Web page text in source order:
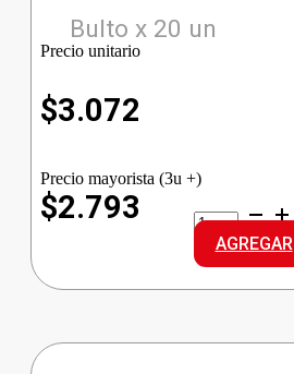
Bulto x 20 un
Precio unitario
$3.072
Precio mayorista (3u +)
$2.793
BABYSEC
ULTRA
REG.
GRANDE
cantidad
AGREGAR